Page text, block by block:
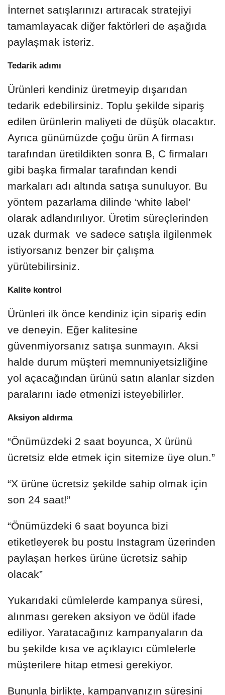
İnternet satışlarınızı artıracak stratejiyi
tamamlayacak diğer faktörleri de aşağıda
paylaşmak isteriz.
Tedarik adımı
Ürünleri kendiniz üretmeyip dışarıdan
tedarik edebilirsiniz. Toplu şekilde sipariş
edilen ürünlerin maliyeti de düşük olacaktır.
Ayrıca günümüzde çoğu ürün A firması
tarafından üretildikten sonra B, C firmaları
gibi başka firmalar tarafından kendi
markaları adı altında satışa sunuluyor. Bu
yöntem pazarlama dilinde ‘white label’
olarak adlandırılıyor. Üretim süreçlerinden
uzak durmak ve sadece satışla ilgilenmek
istiyorsanız benzer bir çalışma
yürütebilirsiniz.
Kalite kontrol
Ürünleri ilk önce kendiniz için sipariş edin
ve deneyin. Eğer kalitesine
güvenmiyorsanız satışa sunmayın. Aksi
halde durum müşteri memnuniyetsizliğine
yol açacağından ürünü satın alanlar sizden
paralarını iade etmenizi isteyebilirler.
Aksiyon aldırma
“Önümüzdeki 2 saat boyunca, X ürünü
ücretsiz elde etmek için sitemize üye olun.”
“X ürüne ücretsiz şekilde sahip olmak için
son 24 saat!”
“Önümüzdeki 6 saat boyunca bizi
etiketleyerek bu postu Instagram üzerinden
paylaşan herkes ürüne ücretsiz sahip
olacak”
Yukarıdaki cümlelerde kampanya süresi,
alınması gereken aksiyon ve ödül ifade
ediliyor. Yaratacağınız kampanyaların da
bu şekilde kısa ve açıklayıcı cümlelerle
müşterilere hitap etmesi gerekiyor.
Bununla birlikte, kampanyanızın süresini